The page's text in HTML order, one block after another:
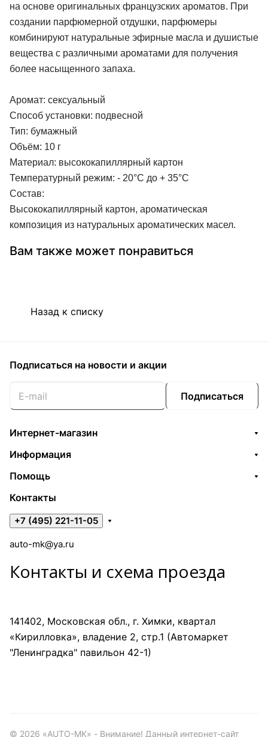
на основе оригинальных французских ароматов. При
создании парфюмерной отдушки, парфюмеры
комбинируют натуральные эфирные масла и душистые
вещества с различными ароматами для получения
более насыщенного запаха.
Аромат: сексуальный
Способ установки: подвесной
Тип: бумажный
Объём: 10 г
Материал: высококапиллярный картон
Температурный режим: - 20°С до + 35°С
Состав:
Высококапиллярный картон, ароматическая
композиция из натуральных ароматических масел.
Вам также может понравиться
Назад к списку
Подписаться на новости и акции
Подписаться
Интернет-магазин
Информация
Помощь
Контакты
+7 (495) 221-11-05
auto-mk@ya.ru
Контакты и схема проезда
141402, Московская обл., г. Химки, квартал
«Кирилловка», владение 2, стр.1 (Автомаркет
"Ленинградка" павильон 42-1)
© 2026 «AUTO-MK» - Внимание! Данный интернет-сайт